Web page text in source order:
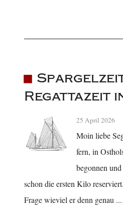
Regattazeit
25 April 2026
Moin liebe
fern, in
begonnen
schon die ersten Kilo
Frage wieviel er denn genau ...